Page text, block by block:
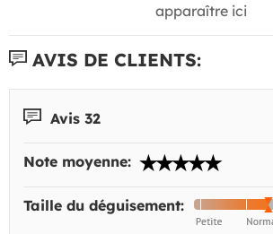
apparaître ici
AVIS DE CLIENTS:
Avis 32
Note moyenne:
Taille du déguisement: